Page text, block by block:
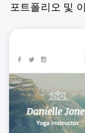
포트폴리오 및